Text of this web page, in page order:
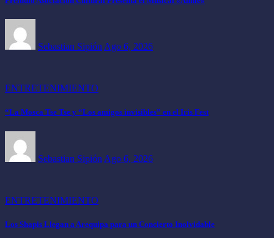
Sebastian Sipión Ago 6, 2026
ENTRETENIMIENTO
“La Mosca Tse Tse y “Los amigos invisibles” en el Iris Fest
Sebastian Sipión Ago 6, 2026
ENTRETENIMIENTO
Los Shapis Llegan a Arequipa para un Concierto Inolvidable